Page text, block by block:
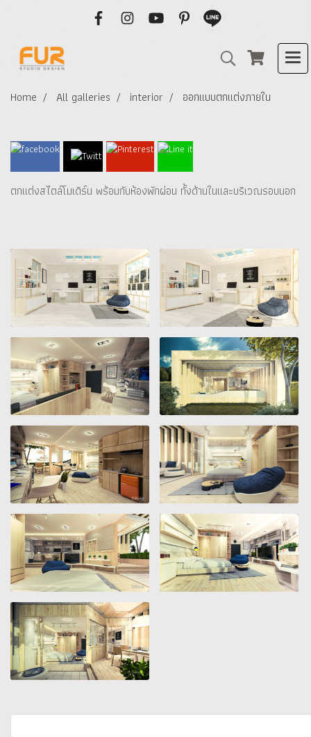
Home All galleries interior ออกแบบตกแต่งภายใน
ตกแต่งสไตล์โมเดิร์น พร้อมกับห้องพักผ่อน ทั้งด้านในและบริเวณรอบนอก